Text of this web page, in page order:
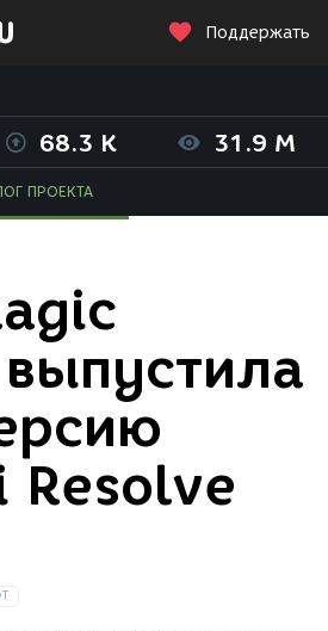
Поддержать
68.3 K 31.9 M
ПРОЕКТА
Resolve